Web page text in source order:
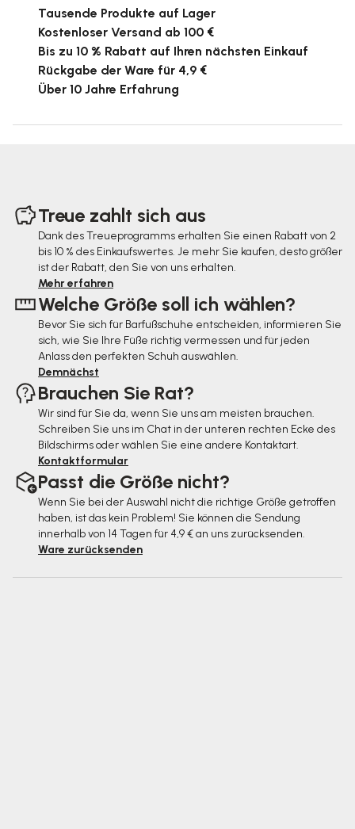
Tausende Produkte auf Lager
Kostenloser Versand ab 100 €
Bis zu 10 % Rabatt auf Ihren nächsten Einkauf
Rückgabe der Ware für 4,9 €
Über 10 Jahre Erfahrung
Treue zahlt sich aus
Dank des Treueprogramms erhalten Sie einen Rabatt von 2
bis 10 % des Einkaufswertes. Je mehr Sie kaufen, desto größer
ist der Rabatt, den Sie von uns erhalten.
Mehr erfahren
Welche Größe soll ich wählen?
Bevor Sie sich für Barfußschuhe entscheiden, informieren Sie
sich, wie Sie Ihre Füße richtig vermessen und für jeden
Anlass den perfekten Schuh auswählen.
Demnächst
Brauchen Sie Rat?
Wir sind für Sie da, wenn Sie uns am meisten brauchen.
Schreiben Sie uns im Chat in der unteren rechten Ecke des
Bildschirms oder wählen Sie eine andere Kontaktart.
Kontaktformular
Passt die Größe nicht?
Wenn Sie bei der Auswahl nicht die richtige Größe getroffen
haben, ist das kein Problem! Sie können die Sendung
innerhalb von 14 Tagen für 4,9 € an uns zurücksenden.
Ware zurücksenden